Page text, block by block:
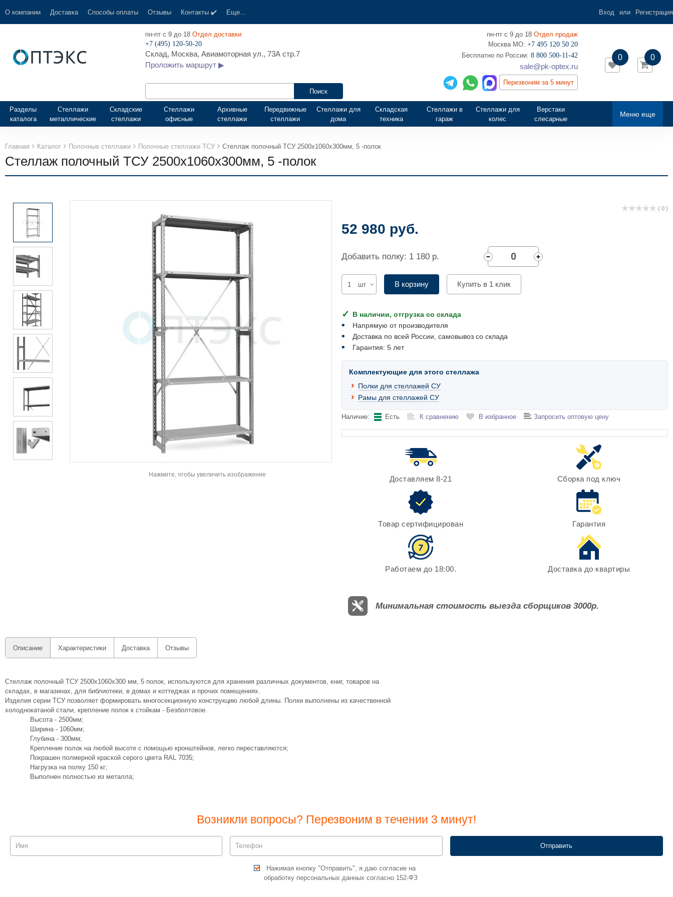
О компании Доставка Способы оплаты Отзывы Контакты ✔️ Еще... Вход или Регистрация
пн-пт с 9 до 18 Отдел доставки
+7 (495) 120-50-20
Склад, Москва, Авиамоторная ул., 73А стр.7
Проложить маршрут ▶
пн-пт с 9 до 18 Отдел продаж
Москва МО: +7 495 120 50 20
‎Бесплатно по России: 8 800 500-11-42
sale@pk-optex.ru
Перезвоним за 5 минут
0
0
Меню еще
Разделы
каталога
Стеллажи
металлические
Складские
стеллажи
Стеллажи
офисные
Архивные
стеллажи
Передвижные
стеллажи
Стеллажи для
дома
Складская
техника
Стеллажи в
гараж
Стеллажи для
колес
Верстаки
слесарные
Главная Каталог Полочные стеллажи Полочные стеллажи ТСУ Стеллаж полочный ТСУ 2500х1060х300мм, 5 -полок
Стеллаж полочный ТСУ 2500х1060х300мм, 5 -полок
Нажмите, чтобы увеличить изображение
( 0 )
52 980 руб.
Добавить полку: 1 180 р.
шт В корзину Купить в 1 клик
В наличии, отгрузка со склада
Напрямую от производителя
Доставка по всей России, самовывоз со склада
Гарантия: 5 лет
Комплектующие для этого стеллажа
Полки для стеллажей СУ
Рамы для стеллажей СУ
Наличие: Есть К сравнению В избранное Запросить оптовую цену
Доставляем 8-21 Сборка под ключ
Товар сертифицирован Гарантия
Работаем до 18:00. Доставка до квартиры
Минимальная стоимость выезда сборщиков 3000р.
Описание Характеристики Доставка Отзывы
Стеллаж полочный ТСУ 2500х1060х300 мм, 5 полок, используются для хранения различных документов, книг, товаров на
складах, в магазинах, для библиотеки, в домах и коттеджах и прочих помещениях.
Изделия серии ТСУ позволяет формировать многосекционную конструкцию любой длины. Полки выполнены из качественной
холоднокатаной стали, крепление полок к стойкам - Безболтовое.
Высота - 2500мм;
Ширина - 1060мм;
Глубина - 300мм;
Крепление полок на любой высоте с помощью кронштейнов, легко переставляются;
Покрашен полмерной краской серого цвета RAL 7035;
Нагрузка на полку 150 кг;
Выполнен полностью из металла;
Возникли вопросы? Перезвоним в течении 3 минут!
Нажимая кнопку "Отправить", я даю согласие на
обработку персональных данных согласно 152-ФЗ